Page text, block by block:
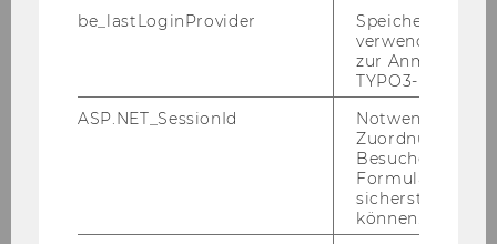
(IBW)
Wirtschaftsinformatik (WINF)
Volkswirtschaft (VW)
Wirtschaft-Umwelt-Politik
be_lastLoginProvider
Speichert die
verwendete
zur Anmeldung
TYPO3-Backend.
ASP.NET_SessionId
Notwendig, um
Zuordnung von
Besucher zu
sicherstellen zu
können.